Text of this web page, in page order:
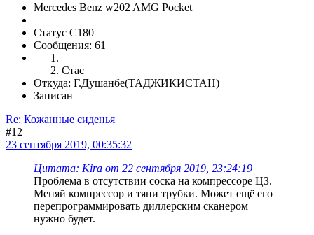
Mercedes Benz w202 AMG Pocket
Статус C180
Сообщения: 61
Стас
Откуда: Г.Душанбе(ТАДЖИКИСТАН)
Записан
Re: Кожанные сиденья
#12
23 сентября 2019, 00:35:32
Цитата: Kira от 22 сентября 2019, 23:24:19
Проблема в отсутствии соска на компрессоре ЦЗ.
Меняй компрессор и тяни трубки. Может ещё его
перепрограммировать диллерским сканером
нужно будет.